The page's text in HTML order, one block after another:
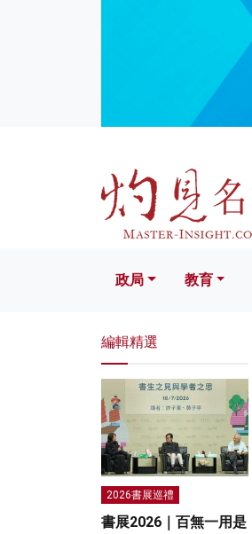
文化
政局 教育
編輯精選
2026書展巡禮
書展2026｜百無一用是